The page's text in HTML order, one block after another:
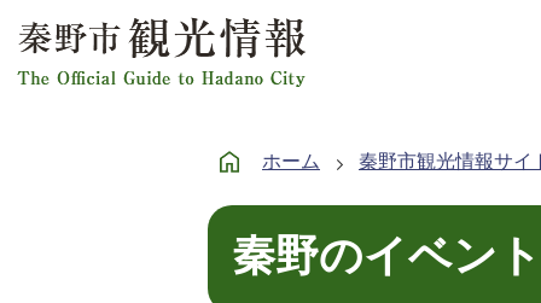
ホーム 秦野市観光情報サイ
秦野のイベント